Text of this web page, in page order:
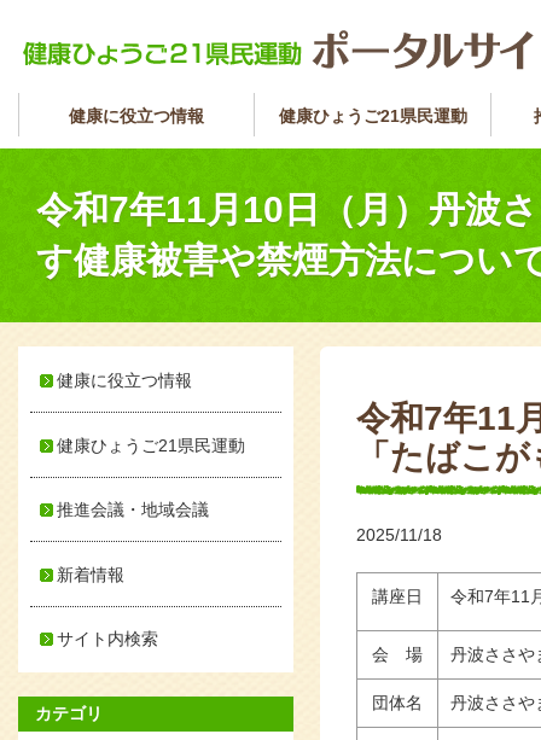
健康に役立つ情報 健康ひょうご21県民運動
令和7年11月10日（月）丹波
す健康被害や禁煙方法につい
令和7年11
「たばこ
2025/11/18
講座日 令和7年11
会 場 丹波ささや
団体名 丹波ささや
健康に役立つ情報
健康ひょうご21県民運動
推進会議・地域会議
新着情報
サイト内検索
カテゴリ